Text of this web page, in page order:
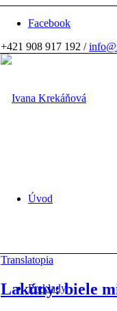
Facebook
+421 908 917 192 /
Úvod
Preklady
Translatopia
Lakúny: biele